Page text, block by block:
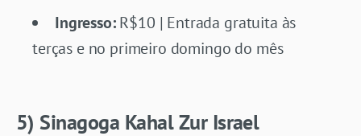
Ingresso:R$10 | Entrada gratuita às
terças e no primeiro domingo do mês
5) Sinagoga Kahal Zur Israel